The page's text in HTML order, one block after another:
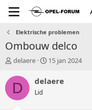
Elektrische problemen
Ombouw delco
T
p
delaere
S
a
15 jan 2024
D delaere
Lid